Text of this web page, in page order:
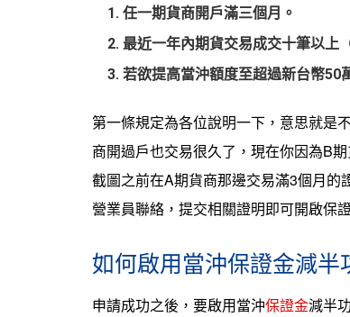
任一期貨商開戶滿三個月 。
最近一年內期貨交易成交十筆以上
若欲提高當沖額度至超過新台幣50
第一條規定為各位說明一下，意思就是
商開過戶也交易很久了，現在你因為B
截圖之前在A期貨商那邊交易滿3個月的
營業員聯絡，提交相關證明即可開啟保
如何啟用當沖保證金減半
申請成功之後，要啟用當沖保證金減半